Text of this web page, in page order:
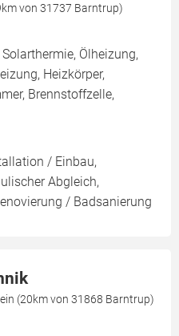
von 31737 Barntrup)
Ölheizung,
Heizkörper,
Brennstoffzelle,
/ Einbau,
Abgleich,
/ Badsanierung
(20km von 31868 Barntrup)